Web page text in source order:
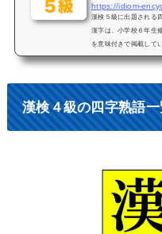
https://idiom-
漢検５級に出題される
漢字は、小学校６年生
を意味付きで掲載して
い。その他の級はこち
食【あくいあくしょく
因悪果【あくいんあっ
漢検４級の四字熟語